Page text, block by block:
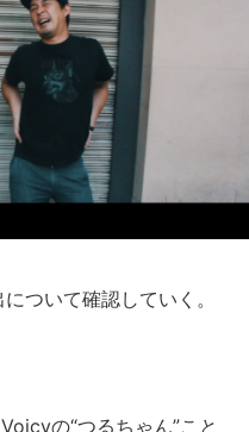
ついて確認していく。
の“つるちゃん”こと